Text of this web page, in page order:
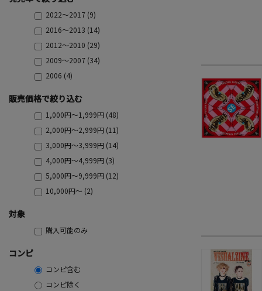
2022～2017 (9)
2016～2013 (14)
2012～2010 (29)
2009～2007 (34)
2006 (4)
販売価格で絞り込む
1,000円～1,999円 (48)
2,000円～2,999円 (11)
3,000円～3,999円 (14)
4,000円～4,999円 (3)
5,000円～9,999円 (12)
10,000円～ (2)
対象
購入可能のみ
コンピ
コンピ含む
コンピ除く